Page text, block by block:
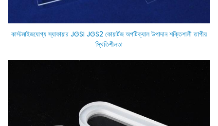
কাস্টমাইজযোগ্য স্যাফায়ার JGSI JGS2 কোয়ার্টজ অপটিক্যাল উপাদান শক্তিশালী তাপীয়
স্থিতিশীলতা